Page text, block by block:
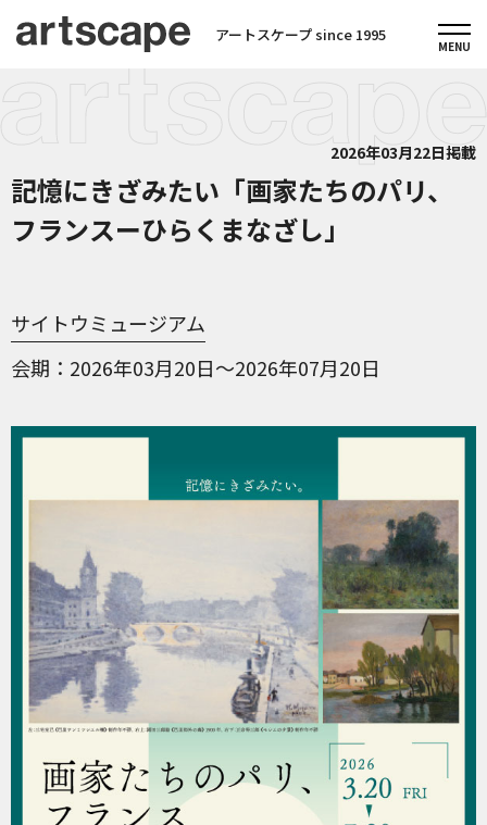
アートスケープ since 1995
2026年03月22日掲載
記憶にきざみたい「画家たちのパリ、
フランスーひらくまなざし」
サイトウミュージアム
会期
2026年03月20日～2026年07月20日